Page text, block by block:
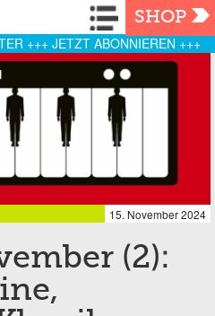
Navigation
SHOP
+++ JETZT ABONNIEREN +++
15. November 2024
(2):